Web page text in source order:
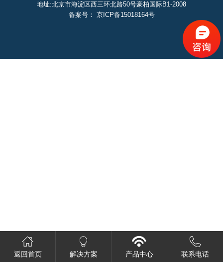
地址:北京市海淀区西三环北路50号豪柏国际B1-2008
备案号： 京ICP备15018164号
返回首页 解决方案 产品中心 联系电话